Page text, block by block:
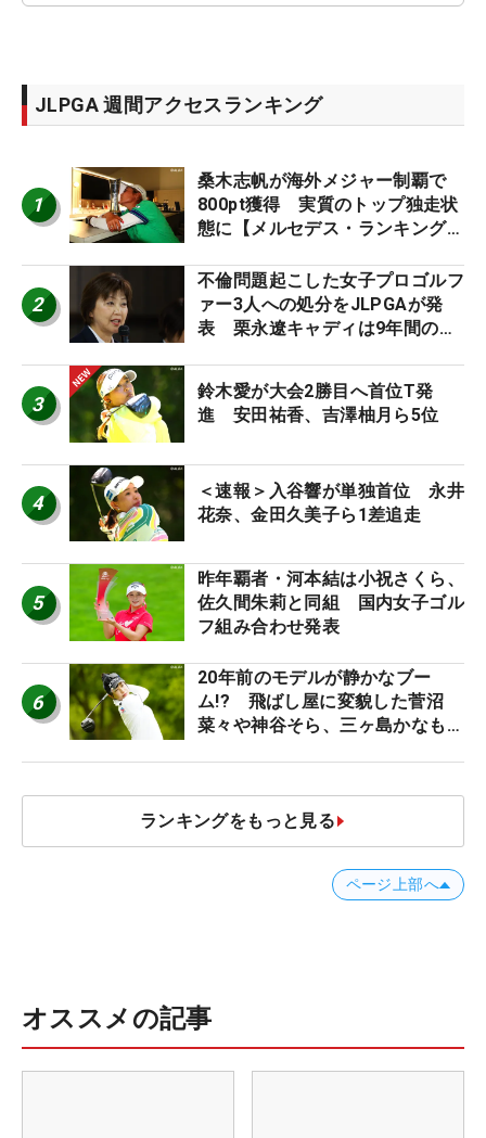
JLPGA 週間アクセスランキング
1
桑木志帆が海外メジャー制覇で
800pt獲得 実質のトップ独走状
態に【メルセデス・ランキング番
2
不倫問題起こした女子プロゴルフ
ァー3人への処分をJLPGAが発
表 栗永遼キャディは9年間の立
3
鈴木愛が大会2勝目へ首位T発
進 安田祐香、吉澤柚月ら5位
4
＜速報＞入谷響が単独首位 永井
花奈、金田久美子ら1差追走
5
昨年覇者・河本結は小祝さくら、
佐久間朱莉と同組 国内女子ゴル
フ組み合わせ発表
6
20年前のモデルが静かなブー
ム!? 飛ばし屋に変貌した菅沼
菜々や神谷そら、三ヶ島かなも使
ランキングをもっと見る
ページ上部へ
オススメの記事